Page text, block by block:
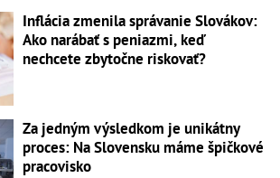
Inflácia zmenila správanie Slovákov:
Ako narábať s peniazmi, keď
nechcete zbytočne riskovať?
Za jedným výsledkom je unikátny
proces: Na Slovensku máme špičkové
pracovisko